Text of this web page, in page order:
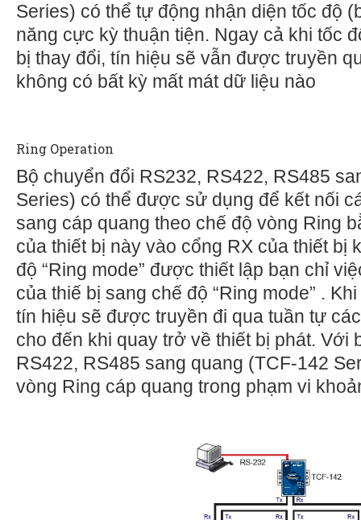
Series) có thể tự động nhận diện tốc độ
năng cực kỳ thuận tiện. Ngay cả khi tốc
bị thay đổi, tín hiệu sẽ vẫn được truyền
không có bất kỳ mất mát dữ liệu nào
Ring Operation
Bộ chuyển đổi RS232, RS422, RS485
Series) có thể được sử dụng để kết nối
sang cáp quang theo chế độ vòng Ring
của thiết bị này vào cổng RX của thiết bị
độ “Ring mode” được thiết lập bạn chỉ
của thiế bị sang chế độ “Ring mode” .
tín hiệu sẽ được truyền đi qua tuần tự
cho đến khi quay trở về thiết bị phát. Với
RS422, RS485 sang quang (TCF-142
vòng Ring cáp quang trong phạm vi